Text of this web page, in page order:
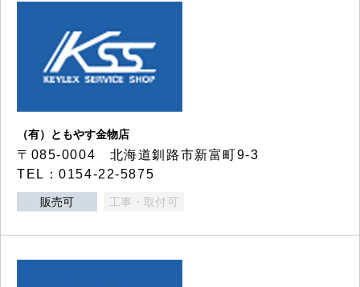
（有）ともやす金物店
〒085-0004 北海道釧路市新富町9-3
TEL：0154-22-5875
販売可 工事・取付可